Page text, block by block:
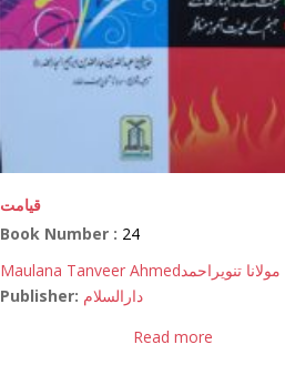
قیامت
Book Number : 24
Maulana Tanveer Ahmedمولانا تنویراحمد
Publisher: دارالسلام
Read more